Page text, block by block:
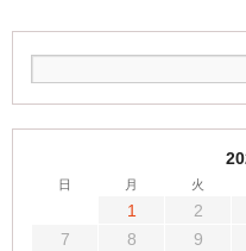
日 月 火
1 2
7
8 9